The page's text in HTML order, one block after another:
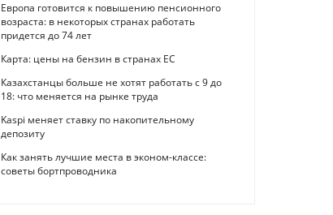
Европа готовится к повышению пенсионного
возраста: в некоторых странах работать
придется до 74 лет
Карта: цены на бензин в странах ЕС
Казахстанцы больше не хотят работать с 9 до
18: что меняется на рынке труда
Kaspi меняет ставку по накопительному
депозиту
Как занять лучшие места в эконом-классе:
советы бортпроводника